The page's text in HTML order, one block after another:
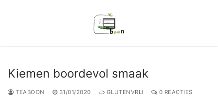
Kiemen boordevol smaak
TEABOON 31/01/2020 GLUTENVRIJ 0 REACTIES